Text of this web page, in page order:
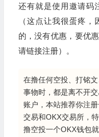
还有就是使用邀请码
（这点让我很蛋疼
的，没有优惠，要优
请链接注册）。
在撸任何空投、打铭
事物时，都是离不开
账户，本站推荐你注
交易和OKX交易所，
撸空投一个OKX钱包